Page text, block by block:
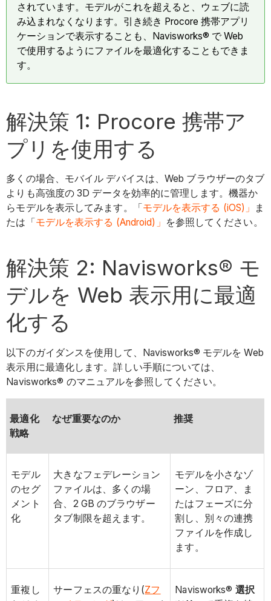
されています。モデルがこれを超えると、ウェブに読
み込まれなくなります。引き続き Procore 携帯アプリ
ケーションで表示することも、Navisworks® で Web
で使用するようにファイルを最適化することもできま
す。
解決策 1: Procore 携帯ア
プリを使用する
多くの場合、モバイル デバイスは、Web ブラウザーのタブ
よりも高強度の 3D データを効率的に管理します。機器か
らモデルを表示してみます。「 モデルを表示する (iOS)」
ま
たは「 モデルを表示する (Android)」 を参照してください。
解決策 2: Navisworks® モ
デルを Web 表示用に最適
化する
以下のガイダンスを使用して、Navisworks® モデルを Web
表示用に最適化します。詳しい手順については、
Navisworks® のマニュアルを参照してください。
最適化
戦略
なぜ重要なのか 推奨
モデル
のセグ
メント
化
大きなフェデレーション
ファイルは、多くの場
合、2 GB のブラウザー
タブ制限を超えます。
モデルを小さなゾ
ーン、フロア、ま
たはフェーズに分
割し、別々の連携
ファイルを作成し
ます。
重複し
サーフェスの重なり(Zフ
Navisworks® 選択